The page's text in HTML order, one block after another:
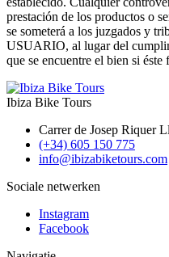
prestación de los productos o
se someterá a los juzgados y
USUARIO, al lugar del
que se encuentre el bien si éste
Ibiza Bike Tours
Carrer de Josep Riquer
(+34) 605 150 775
info@ibizabiketours.com
Sociale netwerken
Instagram
Facebook